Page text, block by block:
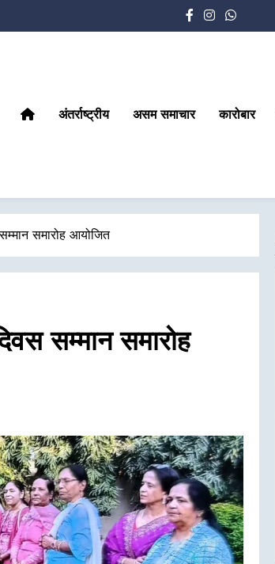
अंतर्राष्ट्रीय असम समाचार कारोबार
समारोह आयोजित
सम्मान समारोह
पूर्वोत्तर प्रदेशीय मारवाड़ी सम्मेलन के राष्ट्रीय
अध्यक्ष पवन गोयनका का दो दिवसीय पूर्वोत्तर
दौरा, ‘तेजस्विता’ अधिवेशन में होंगे शामिल
August 5, 2026